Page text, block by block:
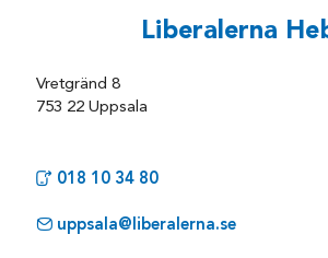
Liberalerna
Vretgränd 8
753 22 Uppsala
018 10 34 80
uppsala@liberalerna.se